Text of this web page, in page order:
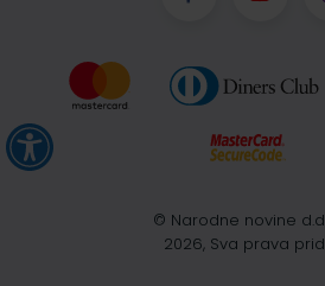
© Narodne novine
2026, Sva prava